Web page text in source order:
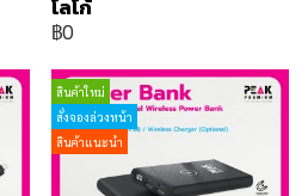
โลโก้
฿0
สินค้าใหม่
สั่งจองล่วงหน้า
สินค้าแนะนำ